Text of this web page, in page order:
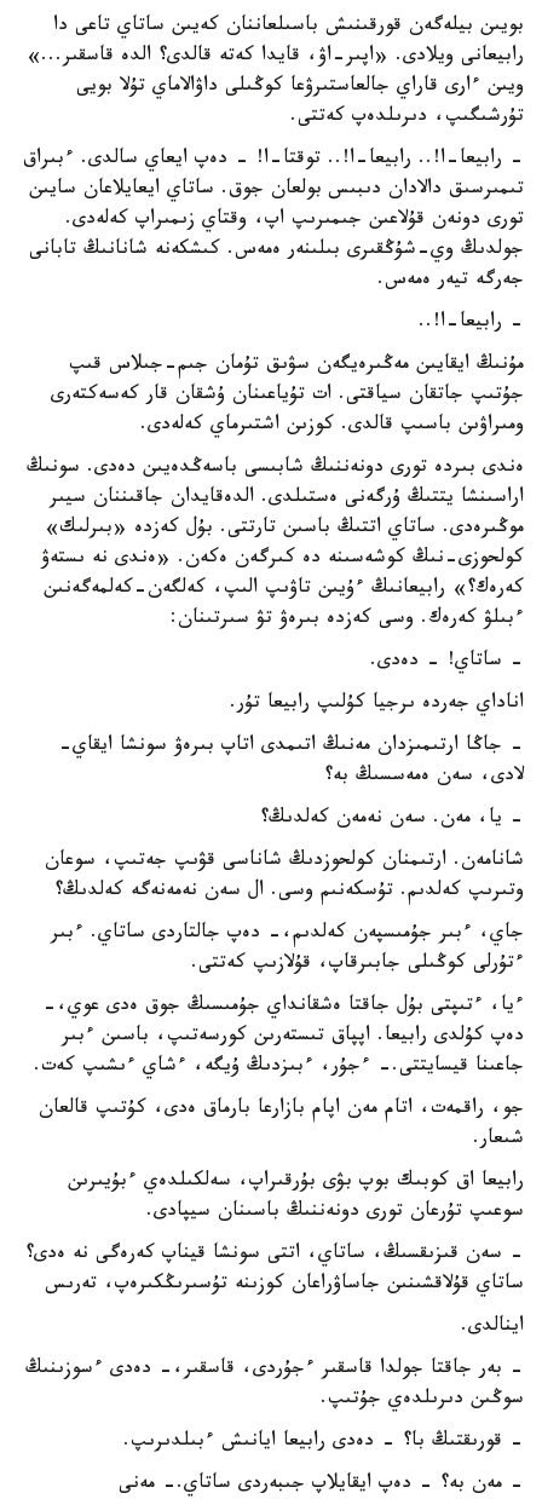
بويىن بيلەگەن قورقىنىش باسىلعاننان كەيىن ساتاي تاعى دا
رابيعانى ويلادى. «اپىر-اۋ، قايدا كەتە قالدى؟ الدە قاسقىر...»
ويىن ءارى قاراي جالعاستىرۋعا كوڭىلى داۋالاماي تۇلا بويى
تۇرشىگىپ، دىرىلدەپ كەتتى.
- رابيعا-ا!.. رابيعا-ا!.. توقتا-ا! - دەپ ايعاي سالدى. ءبىراق
تىمىرسىق دالادان دىبىس بولعان جوق. ساتاي ايعايلاعان سايىن
تورى دونەن قۇلاعىن جىمىرىپ اپ، وقتاي زىمىراپ كەلەدى.
جولدىڭ وي-شۇڭقىرى بىلىنەر ەمەس. كىشكەنە شانانىڭ تابانى
جەرگە تيەر ەمەس.
- رابيعا-ا!..
مۇنىڭ ايقايىن مەڭىرەيگەن سۋىق تۇمان جىم-جىلاس قىپ
جۇتىپ جاتقان سياقتى. ات تۇياعىنان ۇشقان قار كەسەكتەرى
ومىراۋىن باسىپ قالدى. كوزىن اشتىرماي كەلەدى.
ەندى بىردە تورى دونەننىڭ شابىسى باسەڭدەيىن دەدى. سونىڭ
اراسىنشا يتتىڭ ۇرگەنى ەستىلدى. الدەقايدان جاقىننان سيىر
موڭىرەدى. ساتاي اتتىڭ باسىن تارتتى. بۇل كەزدە «بىرلىك»
كولحوزى-نىڭ كوشەسىنە دە كىرگەن ەكەن. «ەندى نە ىستەۋ
كەرەك؟» رابيعانىڭ ءۇيىن تاۋىپ الىپ، كەلگەن-كەلمەگەنىن
ءبىلۋ كەرەك. وسى كەزدە بىرەۋ تۋ سىرتىنان:
- ساتاي! - دەدى.
اناداي جەردە ىرجيا كۇلىپ رابيعا تۇر.
- جاڭا ارتىمىزدان مەنىڭ اتىمدى اتاپ بىرەۋ سونشا ايقاي-
لادى، سەن ەمەسسىڭ بە؟
- يا، مەن. سەن نەمەن كەلدىڭ؟
شانامەن. ارتىمنان كولحوزدىڭ شاناسى قۋىپ جەتىپ، سوعان
وتىرىپ كەلدىم. تۇسكەنىم وسى. ال سەن نەمەنەگە كەلدىڭ؟
جاي، ءبىر جۇمىسپەن كەلدىم،- دەپ جالتاردى ساتاي. ءبىر
ءتۇرلى كوڭىلى جابىرقاپ، قۇلازىپ كەتتى.
ءيا، ءتىپتى بۇل جاقتا ەشقانداي جۇمىسىڭ جوق ەدى عوي،-
دەپ كۇلدى رابيعا. اپپاق تىستەرىن كورسەتىپ، باسىن ءبىر
جاعىنا قيسايتتى.- ءجۇر، ءبىزدىڭ ۇيگە، ءشاي ءىشىپ كەت.
جو، راقمەت، اتام مەن اپام بازارعا بارماق ەدى، كۇتىپ قالعان
شىعار.
رابيعا اق كوبىك بوپ بۋى بۇرقىراپ، سەلكىلدەي ءبۇيىرىن
سوعىپ تۇرعان تورى دونەننىڭ باسىنان سيپادى.
- سەن قىزىقسىڭ، ساتاي، اتتى سونشا قيناپ كەرەگى نە ەدى؟
ساتاي قۇلاقشىنىن جاساۋراعان كوزىنە تۇسىرىڭكىرەپ، تەرىس
اينالدى.
- بەر جاقتا جولدا قاسقىر ءجۇردى، قاسقىر،- دەدى ءسوزىنىڭ
سوڭىن دىرىلدەي جۇتىپ.
- قورىقتىڭ با؟ - دەدى رابيعا ايانىش ءبىلدىرىپ.
- مەن بە؟ - دەپ ايقايلاپ جىبەردى ساتاي.- مەنى